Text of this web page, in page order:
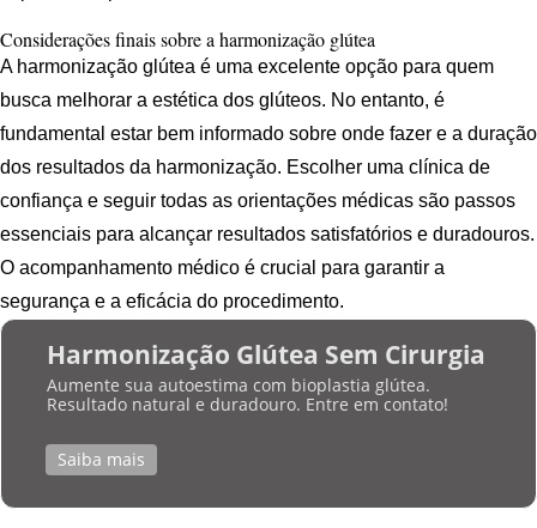
Considerações finais sobre a harmonização glútea
A harmonização glútea é uma excelente opção para quem
busca melhorar a estética dos glúteos. No entanto, é
fundamental estar bem informado sobre onde fazer e a duração
dos resultados da harmonização. Escolher uma clínica de
confiança e seguir todas as orientações médicas são passos
essenciais para alcançar resultados satisfatórios e duradouros.
O acompanhamento médico é crucial para garantir a
segurança e a eficácia do procedimento.
Harmonização Glútea Sem Cirurgia
Aumente sua autoestima com bioplastia glútea.
Resultado natural e duradouro. Entre em contato!
Saiba mais